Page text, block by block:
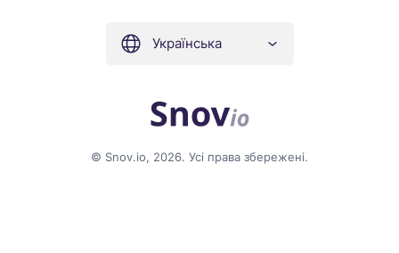
© Snov.io, 2026. Усі права збережені.
Українська